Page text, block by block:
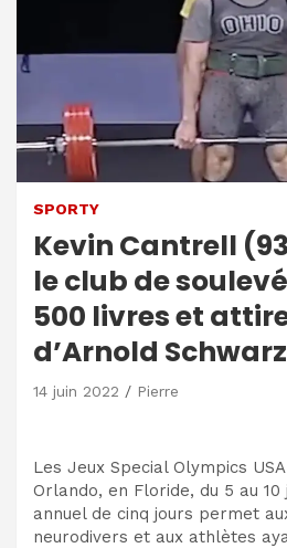
SPORTY
Kevin Cantrell
le club de
500 livres et
d’Arnold
14 juin 2022 Pierre
Les Jeux Special Olympics
Orlando, en Floride, du 5 au 10
annuel de cinq jours permet
neurodivers et aux athlètes